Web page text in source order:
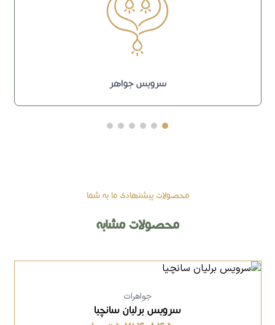
سرویس جواهر
محصولات پیشنهادی ما به شما
محصولات مشابه
جواهرات
سرویس برلیان سانچیا